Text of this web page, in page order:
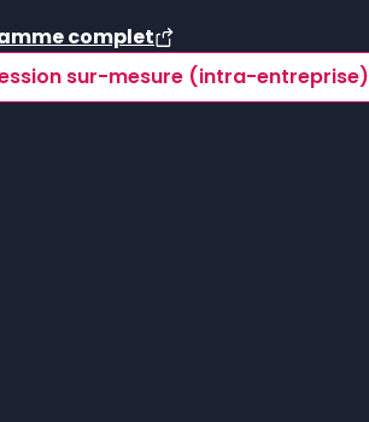
complet
sur-mesure (intra-entreprise)